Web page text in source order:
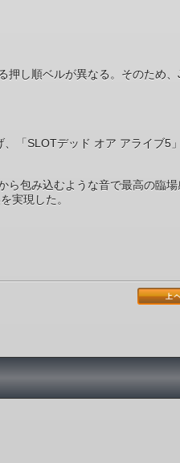
し順ベルが異なる。そのため
「SLOTデッド オア アライブ5
包み込むような音で最高の臨
実現した。